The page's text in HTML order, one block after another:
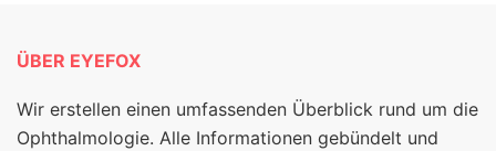
ÜBER EYEFOX
Wir erstellen einen umfassenden Überblick rund um die
Ophthalmologie. Alle Informationen gebündelt und